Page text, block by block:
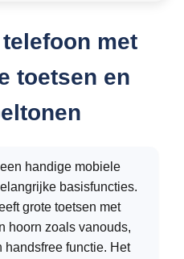
met
toetsen en
handige mobiele
basisfuncties.
grote toetsen met
hoorn zoals vanouds,
handsfree functie. Het